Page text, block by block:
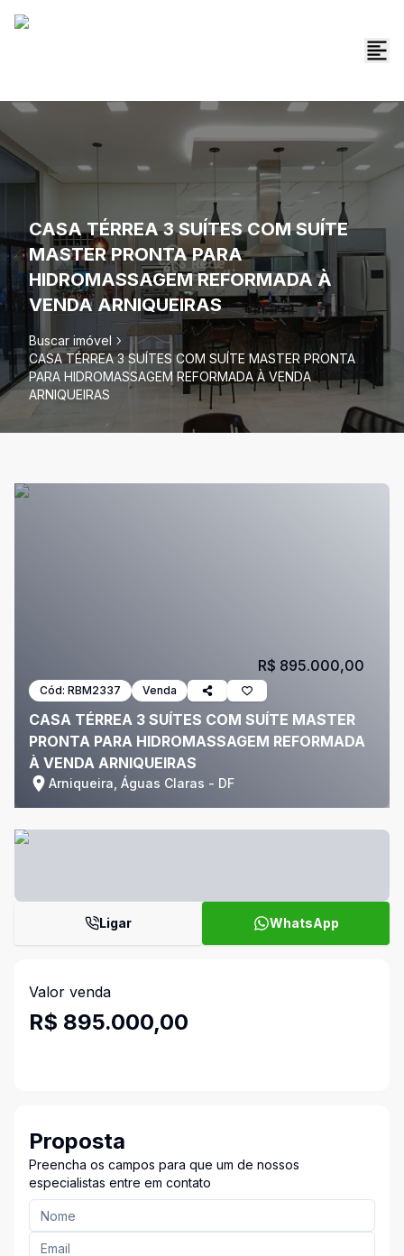
CASA TÉRREA 3 SUÍTES COM SUÍTE
MASTER PRONTA PARA
HIDROMASSAGEM REFORMADA À
VENDA ARNIQUEIRAS
Buscar imóvel
CASA TÉRREA 3 SUÍTES COM SUÍTE MASTER PRONTA
PARA HIDROMASSAGEM REFORMADA À VENDA
ARNIQUEIRAS
Cód: RBM2337 Venda
CASA TÉRREA 3 SUÍTES COM SUÍTE MASTER
PRONTA PARA HIDROMASSAGEM REFORMADA
À VENDA ARNIQUEIRAS
Arniqueira, Águas Claras - DF
R$ 895.000,00
Ligar WhatsApp
Valor venda
R$ 895.000,00
Proposta
Preencha os campos para que um de nossos
especialistas entre em contato